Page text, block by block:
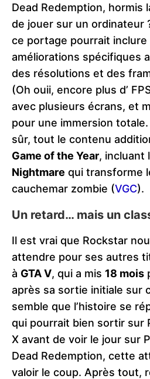
Dead Redemption, hormis
de jouer sur un ordinateur
ce portage pourrait inclure
améliorations spécifiques
des résolutions et des
(Oh ouii, encore plus d’
avec plusieurs écrans, et
pour une immersion
sûr, tout le contenu
Game of the Year, incluant
Nightmare qui transforme
cauchemar zombie​ (VGC).
Un retard… mais un
Il est vrai que Rockstar
attendre pour ses autres
à GTA V, qui a mis 18 mois
après sa sortie initiale sur
semble que l’histoire se
qui pourrait bien sortir sur
X avant de voir le jour sur
Dead Redemption, cette
valoir le coup. Après tout,